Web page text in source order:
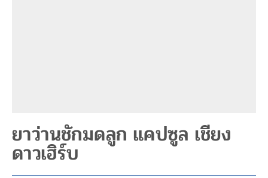
ยาว่านชักมดลูก แคปซูล เชียง
ดาวเฮิร์บ